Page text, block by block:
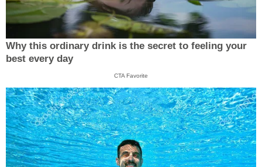
Why this ordinary drink is the secret to feeling your
best every day
CTA Favorite